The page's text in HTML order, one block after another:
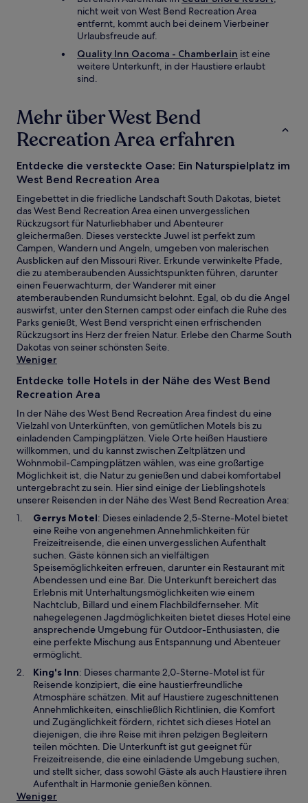
nicht weit von West Bend Recreation Area
entfernt, kommt auch bei deinem Vierbeiner
Urlaubsfreude auf.
Quality Inn Oacoma - Chamberlain ist eine
weitere Unterkunft, in der Haustiere erlaubt
sind.
Mehr über West Bend
Recreation Area erfahren
Entdecke die versteckte Oase: Ein Naturspielplatz im
West Bend Recreation Area
Eingebettet in die friedliche Landschaft South Dakotas, bietet
das West Bend Recreation Area einen unvergesslichen
Rückzugsort für Naturliebhaber und Abenteurer
gleichermaßen. Dieses versteckte Juwel ist perfekt zum
Campen, Wandern und Angeln, umgeben von malerischen
Ausblicken auf den Missouri River. Erkunde verwinkelte Pfade,
die zu atemberaubenden Aussichtspunkten führen, darunter
einen Feuerwachturm, der Wanderer mit einer
atemberaubenden Rundumsicht belohnt. Egal, ob du die Angel
auswirfst, unter den Sternen campst oder einfach die Ruhe des
Parks genießt, West Bend verspricht einen erfrischenden
Rückzugsort ins Herz der freien Natur. Erlebe den Charme South
Dakotas von seiner schönsten Seite.
Weniger
Entdecke tolle Hotels in der Nähe des West Bend
Recreation Area
In der Nähe des West Bend Recreation Area findest du eine
Vielzahl von Unterkünften, von gemütlichen Motels bis zu
einladenden Campingplätzen. Viele Orte heißen Haustiere
willkommen, und du kannst zwischen Zeltplätzen und
Wohnmobil-Campingplätzen wählen, was eine großartige
Möglichkeit ist, die Natur zu genießen und dabei komfortabel
untergebracht zu sein. Hier sind einige der Lieblingshotels
unserer Reisenden in der Nähe des West Bend Recreation Area:
Gerrys MotelW
i
r
d
i
n
e
i
n
e
m
u
e
n
F
e
n
s
t
e
r
: Dieses einladende 2,5-Sterne-Motel bietet
eine Reihe von angenehmen Annehmlichkeiten für
Freizeitreisende, die einen unvergesslichen Aufenthalt
suchen. Gäste können sich an vielfältigen
Speisemöglichkeiten erfreuen, darunter ein Restaurant mit
Abendessen und eine Bar. Die Unterkunft bereichert das
Erlebnis mit Unterhaltungsmöglichkeiten wie einem
Nachtclub, Billard und einem Flachbildfernseher. Mit
nahegelegenen Jagdmöglichkeiten bietet dieses Hotel eine
ansprechende Umgebung für Outdoor-Enthusiasten, die
eine perfekte Mischung aus Entspannung und Abenteuer
ermöglicht.
King's InnW
i
r
d
i
n
e
i
n
e
: Dieses charmante 2,0-Sterne-Motel ist für
Reisende konzipiert, die eine haustierfreundliche
Atmosphäre schätzen. Mit auf Haustiere zugeschnittenen
Annehmlichkeiten, einschließlich Richtlinien, die Komfort
und Zugänglichkeit fördern, richtet sich dieses Hotel an
diejenigen, die ihre Reise mit ihren pelzigen Begleitern
teilen möchten. Die Unterkunft ist gut geeignet für
Freizeitreisende, die eine einladende Umgebung suchen,
und stellt sicher, dass sowohl Gäste als auch Haustiere ihren
Aufenthalt in Harmonie genießen können.
Weniger